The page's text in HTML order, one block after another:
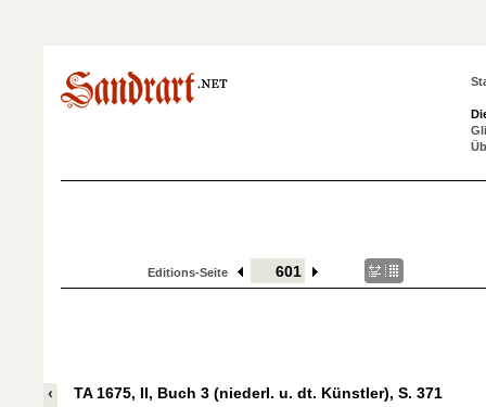
Editions-Seite
TA 1675, II, Buch 3 (niederl. u. dt. Künstler), S. 371